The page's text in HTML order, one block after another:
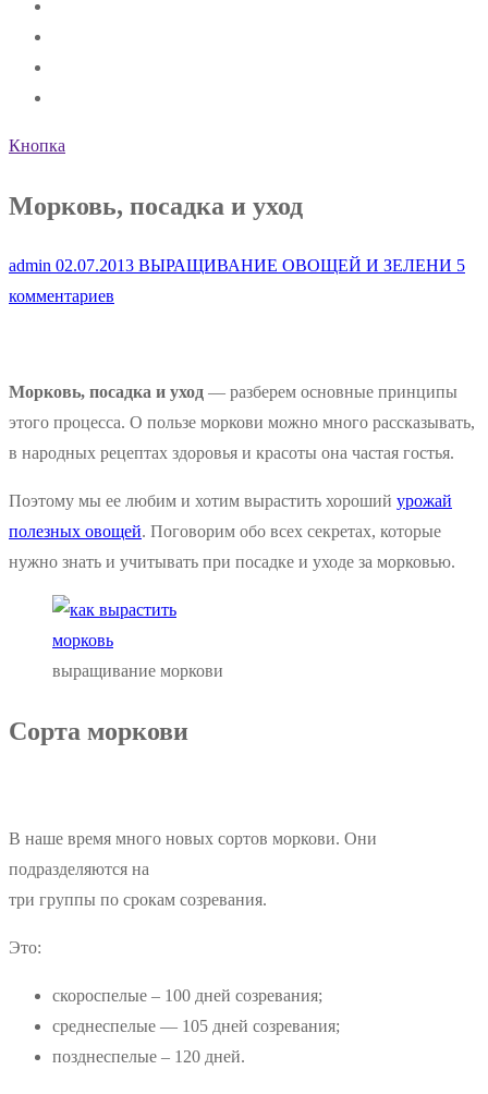
Кнопка
Морковь, посадка и уход
admin 02.07.2013 ВЫРАЩИВАНИЕ ОВОЩЕЙ И ЗЕЛЕНИ 5
комментариев
Морковь, посадка и уход — разберем основные принципы
этого процесса. О пользе моркови можно много рассказывать,
в народных рецептах здоровья и красоты она частая гостья.
Поэтому мы ее любим и хотим вырастить хороший урожай
полезных овощей. Поговорим обо всех секретах, которые
нужно знать и учитывать при посадке и уходе за морковью.
выращивание моркови
Сорта моркови
В наше время много новых сортов моркови. Они
подразделяются на
три группы по срокам созревания.
Это:
скороспелые – 100 дней созревания;
среднеспелые — 105 дней созревания;
позднеспелые – 120 дней.